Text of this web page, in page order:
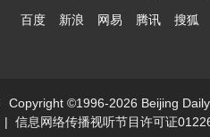
百度
新浪 网易 腾讯 搜狐
Copyright ©1996-2026 Beijing
| 信息网络传播视听节目许可证